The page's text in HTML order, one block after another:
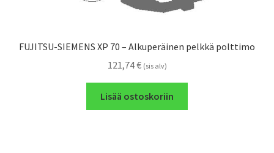
FUJITSU-SIEMENS XP 70 – Alkuperäinen pelkkä polttimo
121,74€ (sis alv)
Lisää ostoskoriin